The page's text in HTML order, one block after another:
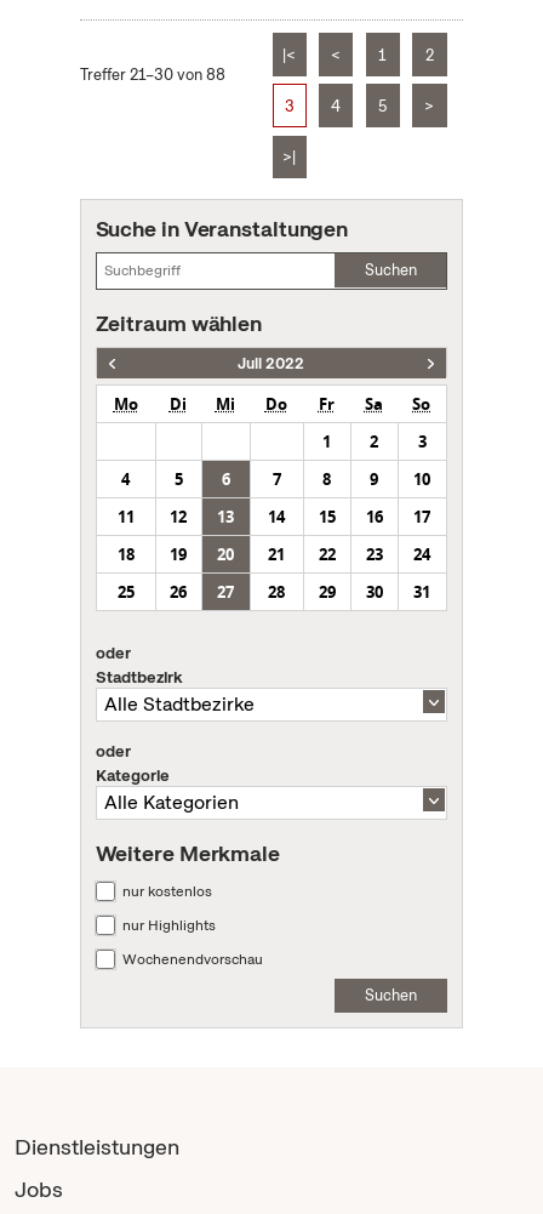
Treffer 21–30 von 88
|< < 1 2
3 4 5 >
>|
Suche in Veranstaltungen
Suchen
Zeitraum wählen
Juli 2022
Mo Di Mi Do Fr Sa
So
1
2
3
4
5 6 7 8 9
10
11
12 13 14 15 16
17
18
19 20 21 22 23
24
25
26 27 28 29 30 31
oder
Stadtbezirk
oder
Kategorie
Weitere Merkmale
nur kostenlos
nur Highlights
Wochenendvorschau
Suchen
Dienstleistungen
Jobs